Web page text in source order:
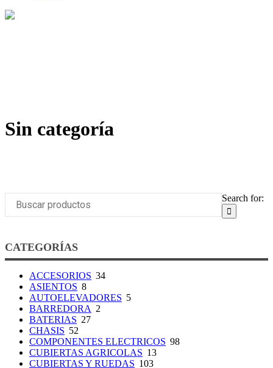
Sin categoría
Search for:
CATEGORÍAS
ACCESORIOS 34
ASIENTOS 8
AUTOELEVADORES 5
BARREDORA 2
BATERIAS 27
CHASIS 52
COMPONENTES ELECTRICOS 98
CUBIERTAS AGRICOLAS 13
CUBIERTAS Y RUEDAS 103